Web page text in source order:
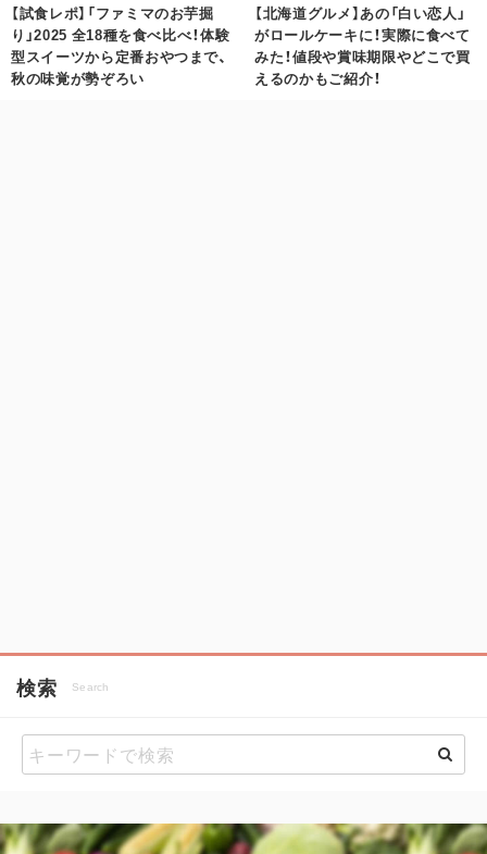
【試食レポ】「ファミマのお芋掘
り」2025 全18種を食べ比べ！体験
型スイーツから定番おやつまで、
秋の味覚が勢ぞろい
【北海道グルメ】あの「白い恋人」
がロールケーキに！実際に食べて
みた！値段や賞味期限やどこで買
えるのかもご紹介！
検索 Search